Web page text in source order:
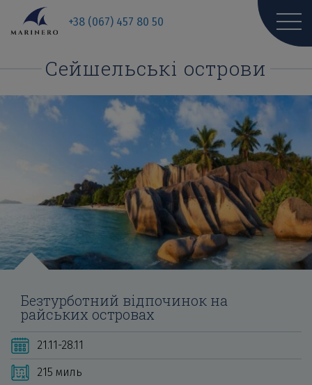
+38 (067) 457 80 50
Сейшельські острови
Безтурботний відпочинок на
райських островах
21.11-28.11
215 миль